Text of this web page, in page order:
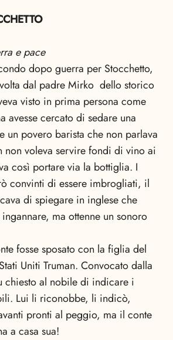
e pace
dopo guerra per Stocchetto,
dal padre Mirko  dello storico
visto in prima persona come
avesse cercato di sedare una
un povero barista che non parlava
non voleva servire fondi di vino ai
così portare via la bottiglia. I
convinti di essere imbrogliati, il
di spiegare in inglese che
ma ottenne un sonoro
fosse sposato con la figlia del
Uniti Truman. Convocato dalla
chiesto al nobile di indicare i
Lui li riconobbe, li indicò,
pronti al peggio, ma il conte
a casa sua!